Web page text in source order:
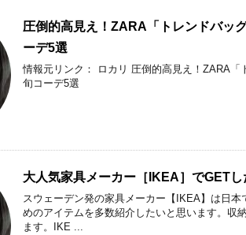
圧倒的高見え！ZARA「トレンドバッ
ーデ5選
情報元リンク： ロカリ 圧倒的高見え！ZARA
旬コーデ5選
大人気家具メーカー［IKEA］でGET
スウェーデン発の家具メーカー【IKEA】は日
めのアイテムを多数紹介したいと思います。収
ます。IKE ...